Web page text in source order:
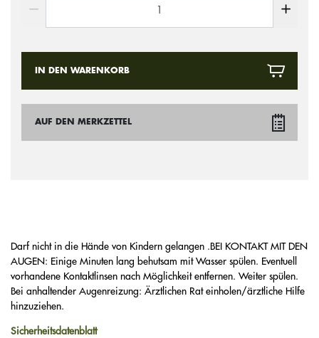
IN DEN WARENKORB
AUF DEN MERKZETTEL
Darf nicht in die Hände von Kindern gelangen .BEI KONTAKT MIT DEN
AUGEN: Einige Minuten lang behutsam mit Wasser spülen. Eventuell
vorhandene Kontaktlinsen nach Möglichkeit entfernen. Weiter spülen.
Bei anhaltender Augenreizung: Ärztlichen Rat einholen/ärztliche Hilfe
hinzuziehen.
Sicherheitsdatenblatt